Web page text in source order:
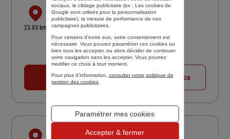
23.83 km
PASCAL CONSEILS ASSURANCES
15 RUE FERAY
91100 CORBEIL ESSONNES
4,7/5Note de 4.7 sur 5
(Google) 191 avis
Fermé actuellement
01 60 89 29 54 Voir la fiche agence
ASSURANCE & ENTREPRENDRE
sociaux, le ciblage publicitaire (ex : Les cookies de
Google sont utilisés pour la personnalisation
publicitaire), la mesure de performance de nos
campagnes publicitaires.
Pour certains d’entre eux, votre consentement est
nécessaire. Vous pouvez paramétrer ces cookies ou
bien tous les accepter, ou alors décider de continuer
votre navigation sans les accepter. Vous pourrez
modifier ce choix à tout moment.
Pour plus d’information, consulter notre politique de
gestion des cookies.
Paramétrer mes cookies
Accepter & fermer